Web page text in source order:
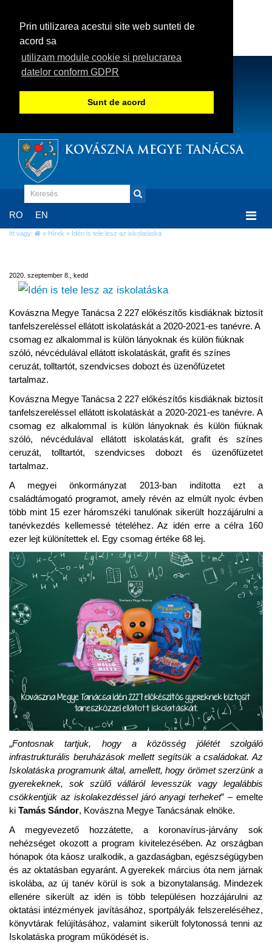
Prin utilizarea acestui site web sunteti de
acord sa
utilizam module cookie si prelucrarea
datelor conform GDPR
Sunt de acord
KOVÁSZNA MEGYE TANÁCSA
RO EN
Itt vagy: » Hírek » Idén is tele lesz az iskolatáska
2020. szeptember 8., kedd
Kovászna Megye Tanácsa 2 227 előkészítős kisdiáknak biztosít
tanfelszereléssel ellátott iskolatáskát a 2020-2021-es tanévre. A
csomag ez alkalommal is külön lányoknak és külön fiúknak
szóló, névcédulával ellátott iskolatáskát, grafit és színes
ceruzát, tolltartót, szendvicses dobozt és üzenőfüzetet
tartalmaz.
Kovászna Megye Tanácsa 2 227 előkészítős kisdiáknak biztosít
tanfelszereléssel ellátott iskolatáskát a 2020-2021-es tanévre. A
csomag ez alkalommal is külön lányoknak és külön fiúknak
szóló, névcédulával ellátott iskolatáskát, grafit és színes
ceruzát, tolltartót, szendvicses dobozt és üzenőfüzetet
tartalmaz.
A megyei önkormányzat 2013-ban indította ezt a
családtámogató programot, amely révén az elmúlt nyolc évben
több mint 15 ezer háromszéki tanulónak sikerült hozzájárulni a
tanévkezdés kellemessé tételéhez. Az idén erre a célra 160
ezer lejt különítettek el. Egy csomag értéke 68 lej.
„Fontosnak tartjuk, hogy a közösség jólétét szolgáló
infrastrukturális beruházások mellett segítsük a családokat. Az
Iskolatáska programunk által, amellett, hogy örömet szerzünk a
gyerekeknek, sok szülő válláról levesszük vagy legalábbis
csökkentjük az iskolakezdéssel járó anyagi terheket” – emelte
ki Tamás Sándor, Kovászna Megye Tanácsának elnöke.
A megyevezető hozzátette, a koronavírus-járvány sok
nehézséget okozott a program kivitelezésében. Az országban
hónapok óta káosz uralkodik, a gazdaságban, egészségügyben
és az oktatásban egyaránt. A gyerekek március óta nem járnak
iskolába, az új tanév körül is sok a bizonytalanság. Mindezek
ellenére sikerült az idén is több településen hozzájárulni az
oktatási intézmények javításához, sportpályák felszereléséhez,
könyvtárak felújításához, valamint sikerült folytonossá tenni az
Iskolatáska program működését is.